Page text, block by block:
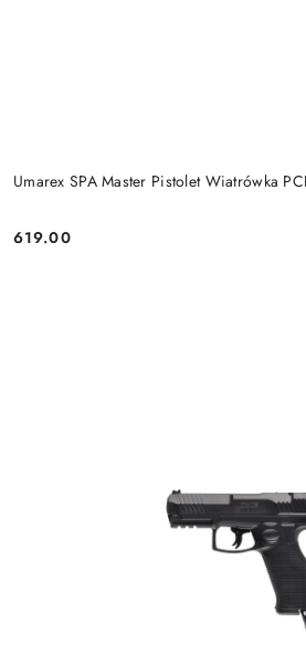
Umarex SPA Master Pistolet Wiatrówka
Cena:
619.00